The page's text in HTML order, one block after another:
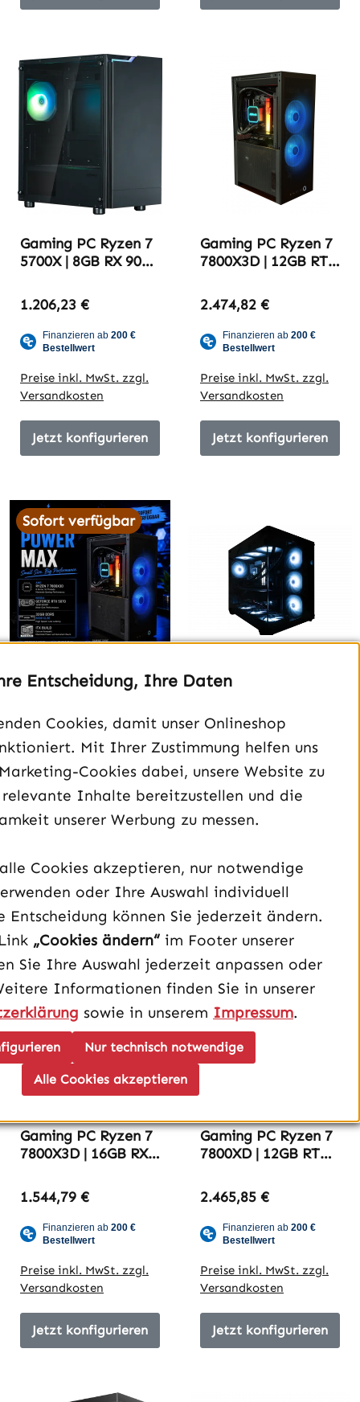
Gaming PC Ryzen 7
5700X | 8GB RX 9060
3600
1.206,23 €
Preise inkl. MwSt. zzgl.
Versandkosten
Jetzt konfigurieren
Gaming PC Ryzen 7
7800X3D | 12GB RTX
6000 | ITX Edition
2.474,82 €
Preise inkl. MwSt. zzgl.
Versandkosten
Jetzt konfigurieren
Sofort verfügbar
Gaming PC Ryzen 7
5070 | 32GB DDR5-
6000 | ITX Edition
2.474,82 €
Preise inkl. MwSt. zzgl.
Jetzt konfigurieren
Gaming PC Ryzen 7
5070 TI | 32GB
DDR5-6000 | LP-
Gaming 2,5K Edition
1.796,80 €
Preise inkl. MwSt. zzgl.
Jetzt konfigurieren
Gaming PC Ryzen 7
7800X3D | 16GB RX
DDR5-6000 |
Try2709_yt
Beginner-Edition
1.544,79 €
Preise inkl. MwSt. zzgl.
Versandkosten
Jetzt konfigurieren
Gaming PC Ryzen 7
7800XD | 12GB RTX
6000 | Thermaltake
Whitebuild
2.465,85 €
Preise inkl. MwSt. zzgl.
Versandkosten
Jetzt konfigurieren
Entscheidung, Ihre Daten
Cookies, damit unser Onlineshop
Mit Ihrer Zustimmung helfen uns
Cookies dabei, unsere Website zu
relevante Inhalte bereitzustellen und die
unserer Werbung zu messen.
Cookies akzeptieren, nur notwendige
oder Ihre Auswahl individuell
Entscheidung können Sie jederzeit ändern.
„Cookies ändern“im Footer unserer
Sie Ihre Auswahl jederzeit anpassen oder
Informationen finden Sie in unserer
sowie in unserem Impressum.
Nur technisch notwendige
Alle Cookies akzeptieren